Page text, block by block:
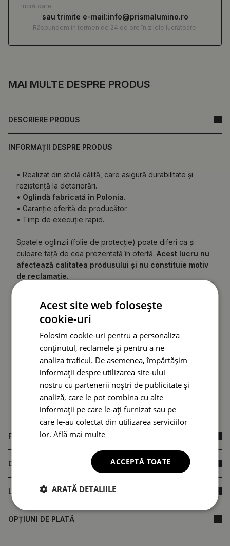
MAI MULTE DESPRE PRODUS
DESCRIERE PRODUS
INFORMAȚII DESPRE PRODUS
• Realizat din sticlă călită, care asigură durabilitate și
rezistență la deteriorări.
• Oglindă fabricată în Polonia.
• Garanție oferită de producător.
• Timp de execuție rapid.
Spatele oglinzii (folie de protecție) poate diferi ca și
culoare față de cea prezentată în ofertă. Acest lucru nu
afectează calitatea produsului și nu constituie motiv
de reclamație.
FAQ
DIMENSIUNILE PRODUSULUI
LIVRARE
OPȚIUNI DE PLATĂ
lucrătoare.
sau trimite e-mail:info@prismalumino.ro
Răspundem în termen de 24 de ore în zilele lucrătoare.
Acest site web folosește
cookie-uri
Folosim cookie-uri pentru a personaliza
conținutul, reclamele și pentru a ne
analiza traficul. De asemenea, împărtășim
informații despre utilizarea site-ului
nostru cu partenerii noștri de publicitate și
analiză, care le pot combina cu alte
informații pe care le-ați furnizat sau pe
care le-au colectat din utilizarea serviciilor
lor.Află mai multe
ACCEPTĂ TOATE
ARATĂ DETALIILE